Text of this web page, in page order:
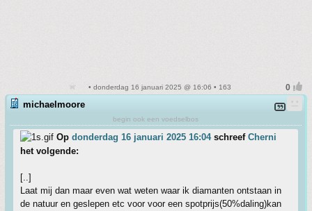
• donderdag 16 januari 2025 @ 16:06 • 163
michaelmoore
begin ook een voedselbos
Op donderdag 16 januari 2025 16:04schreef Cherni
het volgende:
[..]
Laat mij dan maar even wat weten waar ik diamanten ontstaan in
de natuur en geslepen etc voor voor een spotprijs(50%daling)kan